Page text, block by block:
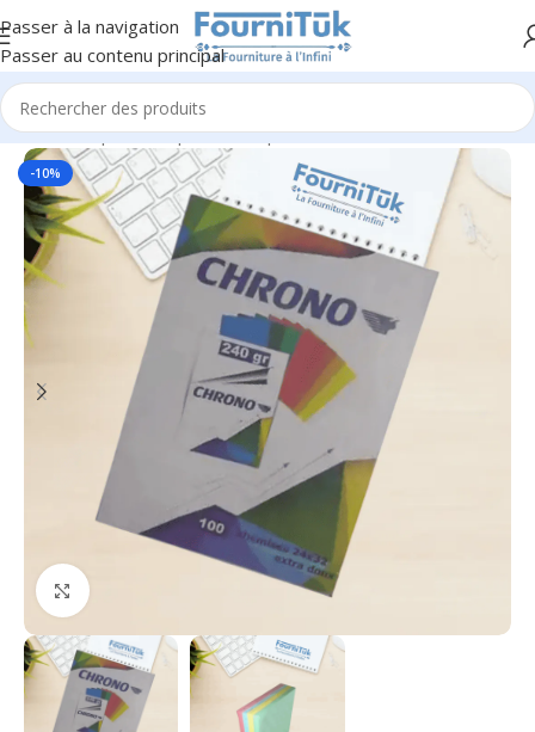
Passer à la navigation
Passer au contenu principal
Accueil/Papier & Papeterie/Papier & Ramettes
-10%
Cliquez pour agrandir